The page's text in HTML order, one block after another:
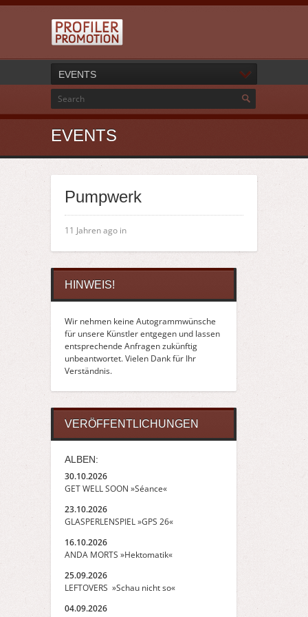
EVENTS
EVENTS
Pumpwerk
11 Jahren ago in
HINWEIS!
Wir nehmen keine Autogrammwünsche
für unsere Künstler entgegen und lassen
entsprechende Anfragen zukünftig
unbeantwortet. Vielen Dank für Ihr
Verständnis.
VERÖFFENTLICHUNGEN
ALBEN:
30.10.2026
GET WELL SOON »Séance«
23.10.2026
GLASPERLENSPIEL »GPS 26«
16.10.2026
ANDA MORTS »Hektomatik«
25.09.2026
LEFTOVERS »Schau nicht so«
04.09.2026